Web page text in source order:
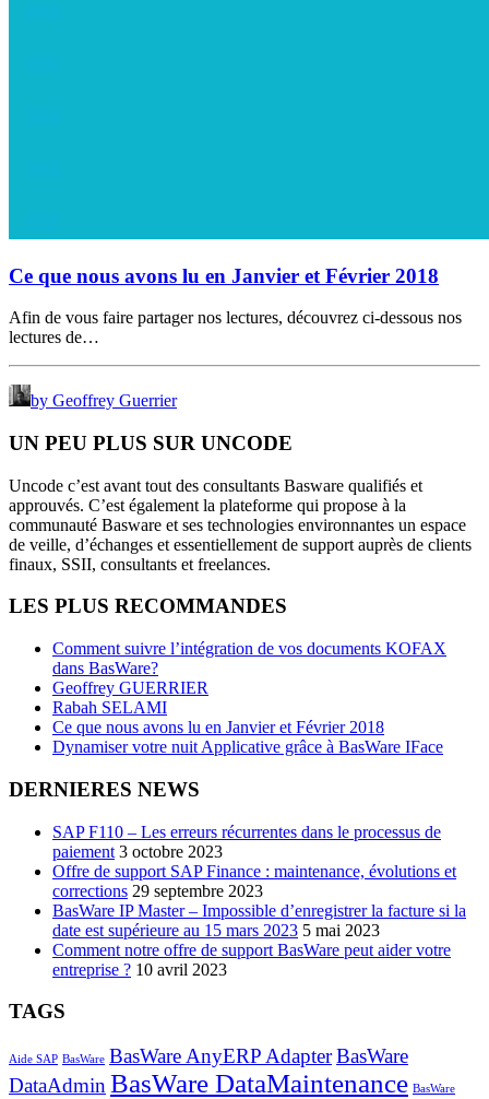
Ce que nous avons lu en Janvier et Février 2018
Afin de vous faire partager nos lectures, découvrez ci-dessous nos
lectures de…
by Geoffrey Guerrier
UN PEU PLUS SUR UNCODE
Uncode c’est avant tout des consultants Basware qualifiés et
approuvés. C’est également la plateforme qui propose à la
communauté Basware et ses technologies environnantes un espace
de veille, d’échanges et essentiellement de support auprès de clients
finaux, SSII, consultants et freelances.
LES PLUS RECOMMANDES
Comment suivre l’intégration de vos documents KOFAX
dans BasWare?
Geoffrey GUERRIER
Rabah SELAMI
Ce que nous avons lu en Janvier et Février 2018
Dynamiser votre nuit Applicative grâce à BasWare IFace
DERNIERES NEWS
SAP F110 – Les erreurs récurrentes dans le processus de
paiement 3 octobre 2023
Offre de support SAP Finance : maintenance, évolutions et
corrections 29 septembre 2023
BasWare IP Master – Impossible d’enregistrer la facture si la
date est supérieure au 15 mars 2023 5 mai 2023
Comment notre offre de support BasWare peut aider votre
entreprise ? 10 avril 2023
TAGS
Aide SAP BasWare BasWare AnyERP AdapterBasWare
DataAdmin BasWare DataMaintenance BasWare